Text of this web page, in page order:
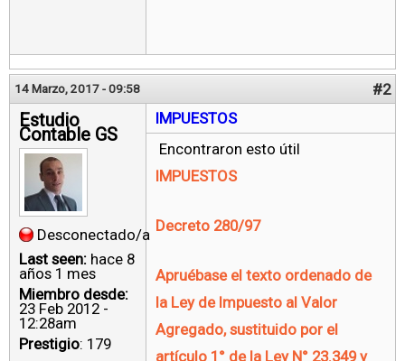
14 Marzo, 2017 - 09:58 #2
Estudio
Contable GS
Desconectado/a
Last seen: hace 8
años 1 mes
Miembro desde:
23 Feb 2012 -
12:28am
Prestigio: 179
IMPUESTOS
Encontraron esto útil
IMPUESTOS
Decreto 280/97
Apruébase el texto ordenado de
la Ley de Impuesto al Valor
Agregado, sustituido por el
artículo 1° de la Ley N° 23.349 y